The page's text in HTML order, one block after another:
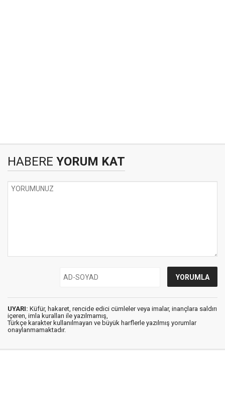
HABERE YORUM KAT
UYARI: Küfür, hakaret, rencide edici cümleler veya imalar, inançlara saldırı
içeren, imla kuralları ile yazılmamış,
Türkçe karakter kullanılmayan ve büyük harflerle yazılmış yorumlar
onaylanmamaktadır.